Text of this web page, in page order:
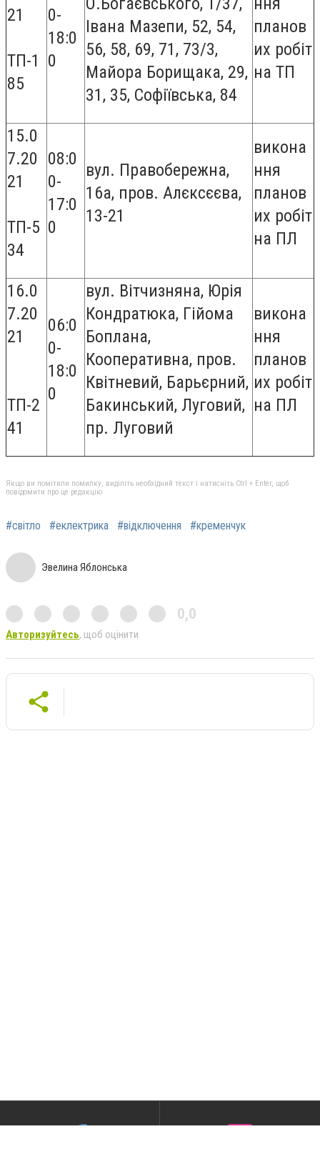
21
ТП-1
85
0-
18:0
0
Івана Мазепи, 52, 54,
56, 58, 69, 71, 73/3,
Майора Борищака, 29,
31, 35, Софіївська, 84
планов
их робіт
на ТП
15.0
7.20
21
ТП-5
34
08:0
0-
17:0
0
вул. Правобережна,
16а, пров. Алєксєєва,
13-21
викона
ння
планов
их робіт
на ПЛ
16.0
7.20
21
ТП-2
41
06:0
0-
18:0
0
вул. Вітчизняна, Юрія
Кондратюка, Гійома
Боплана,
Кооперативна, пров.
Квітневий, Барьєрний,
Бакинський, Луговий,
пр. Луговий
викона
ння
планов
их робіт
на ПЛ
Якщо ви помітили помилку, виділіть необхідний текст і натисніть Ctrl + Enter, щоб
повідомити про це редакцію
#світло #еклектрика #відключення #кременчук
Эвелина Яблонська
0,0
Авторизуйтесь, щоб оцінити